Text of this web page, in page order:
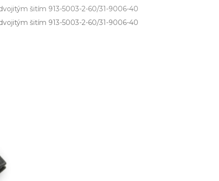
šitím 913-5003-2-60/31-9006-40
šitím 913­-5003­-2­-60/31­-9006­-40